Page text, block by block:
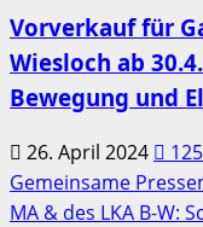
Vorverkauf für
Wiesloch ab
Bewegung und
26. April 2024
Gemeinsame
MA & des LKA B-W: